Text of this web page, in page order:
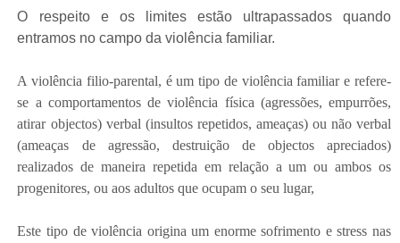
O respeito e os limites estão ultrapassados quando
entramos no campo da violência familiar.
A violência filio-parental, é um tipo de violência familiar e refere-
se a comportamentos de violência física (agressões, empurrões,
atirar objectos) verbal (insultos repetidos, ameaças) ou não verbal
(ameaças de agressão, destruição de objectos apreciados)
realizados de maneira repetida em relação a um ou ambos os
progenitores, ou aos adultos que ocupam o seu lugar,
Este tipo de violência origina um enorme sofrimento e stress nas